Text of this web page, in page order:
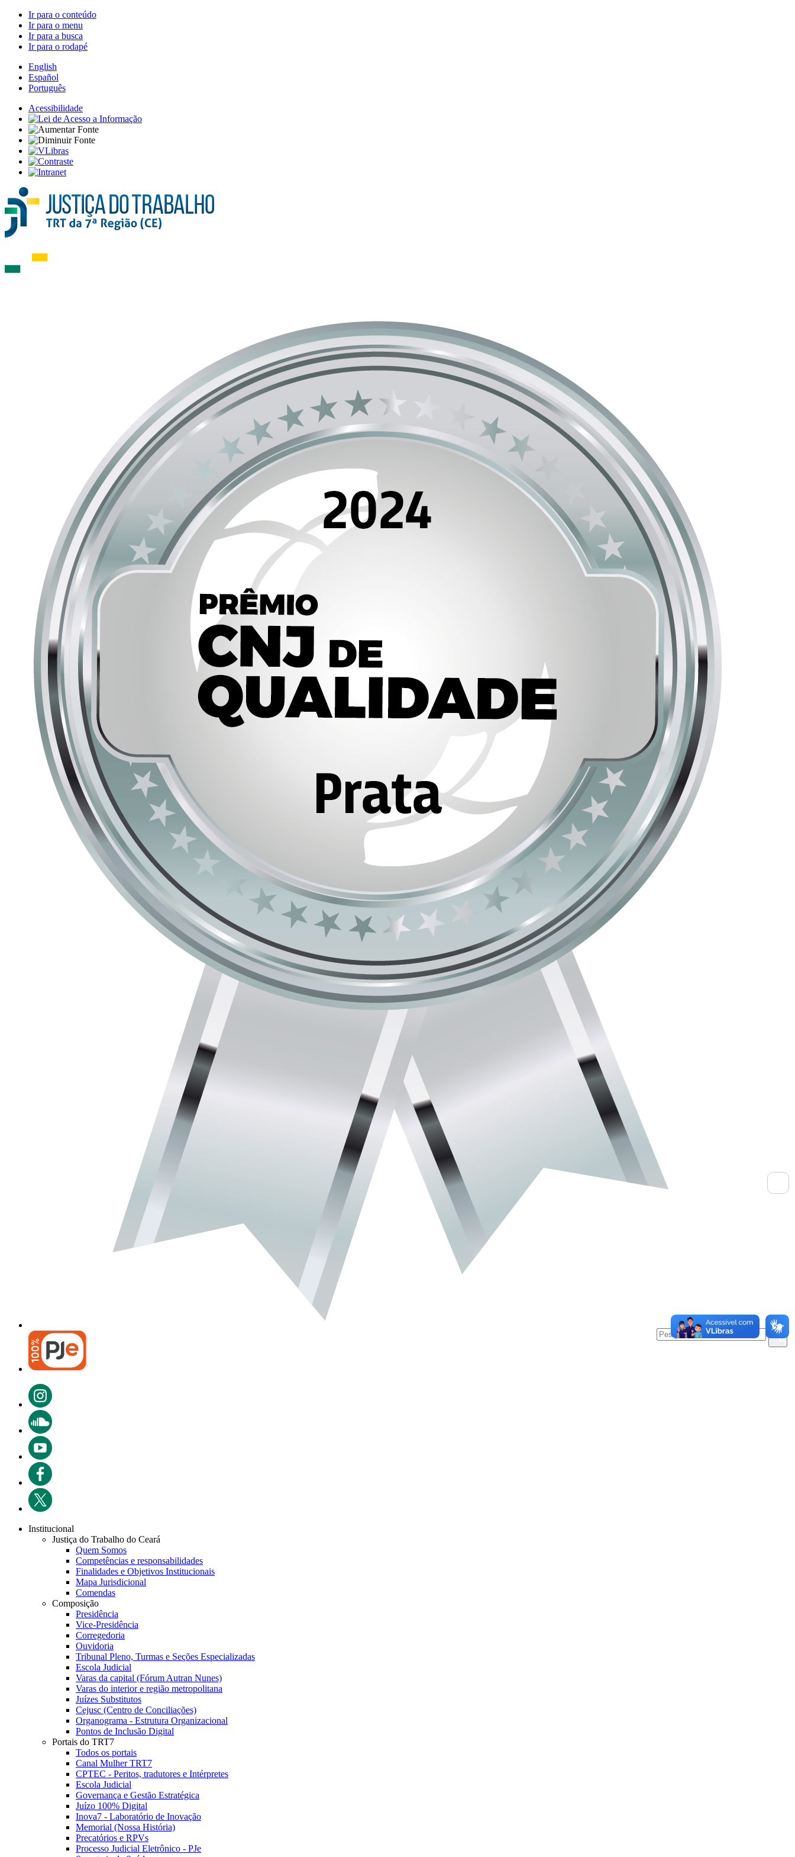
Ir para o conteúdo
Ir para o menu
Ir para a busca
Ir para o rodapé
English
Español
Português
Acessibilidade
Institucional
Justiça do Trabalho do Ceará
Quem Somos
Competências e responsabilidades
Finalidades e Objetivos Institucionais
Mapa Jurisdicional
Comendas
Composição
Presidência
Vice-Presidência
Corregedoria
Ouvidoria
Tribunal Pleno, Turmas e Seções Especializadas
Escola Judicial
Varas da capital (Fórum Autran Nunes)
Varas do interior e região metropolitana
Juízes Substitutos
Cejusc (Centro de Conciliações)
Organograma - Estrutura Organizacional
Pontos de Inclusão Digital
Portais do TRT7
Todos os portais
Canal Mulher TRT7
CPTEC - Peritos, tradutores e Intérpretes
Escola Judicial
Governança e Gestão Estratégica
Juízo 100% Digital
Inova7 - Laboratório de Inovação
Memorial (Nossa História)
Precatórios e RPVs
Processo Judicial Eletrônico - PJe